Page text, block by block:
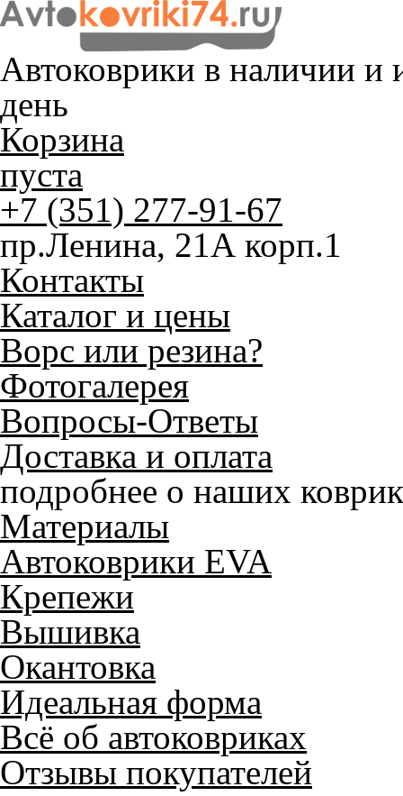
Автоковрики в наличии и
день
Корзина
пуста
+7 (351) 277-91-67
пр.Ленина, 21А корп.1
Контакты
Каталог и цены
Ворс или резина?
Фотогалерея
Вопросы-Ответы
Доставка и оплата
подробнее о наших
Материалы
Автоковрики EVA
Крепежи
Вышивка
Окантовка
Идеальная форма
Всё об автоковриках
Отзывы покупателей